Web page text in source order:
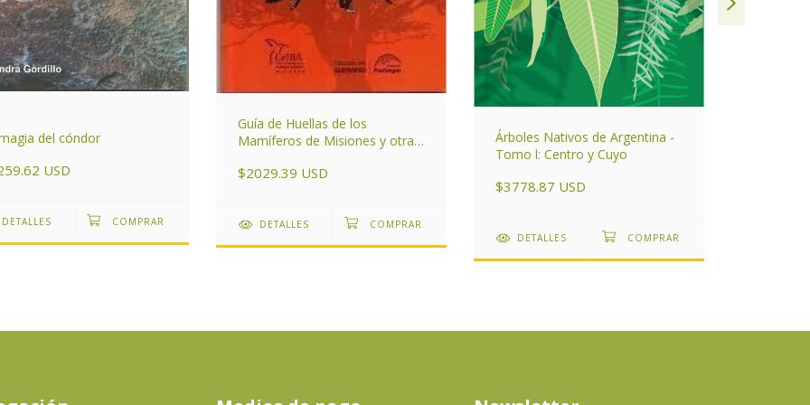
del cóndor
USD
DETALLES
Guía de Huellas de los
Mamíferos de Misiones y otras
Argentina
$2029.39 USD
DETALLES
Árboles Nativos de Argentina -
Tomo l: Centro y Cuyo
$3778.87 USD
DETALLES